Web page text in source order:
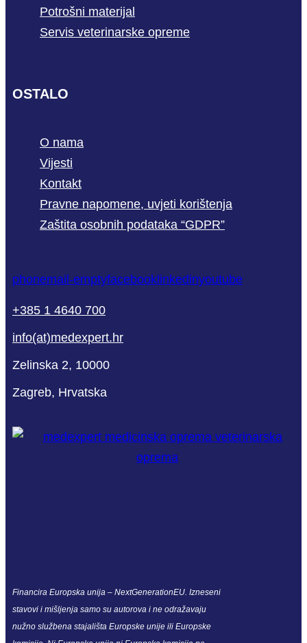
Potrošni materijal
Servis veterinarske opreme
OSTALO
O nama
Vijesti
Kontakt
Pravne napomene, uvjeti korištenja
Zaštita osobnih podataka “GDPR”
phonemail-emptyfacebooklinkedinyoutube
+385 1 4640 700
info(at)medexpert.hr
Zelinska 2, 10000
Zagreb, Hrvatska
Financira Europska unija – NextGenerationEU. Izneseni
stavovi i mišljenja samo su autorova i ne odražavaju
nužno službena stajališta Europske unije ili Europske